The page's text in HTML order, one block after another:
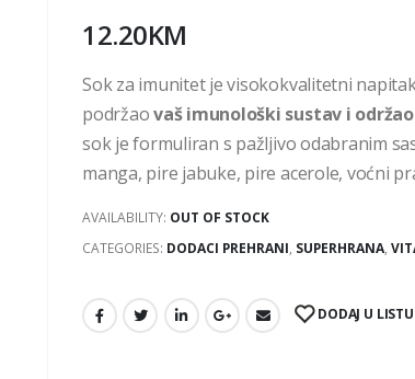
12.20KM
Sok za imunitet je visokokvalitetni
podržaovaš imunološki sustav i
sok je formuliran s pažljivo odabranim
manga, pire jabuke, pire acerole, voćni
AVAILABILITY: OUT OF STOCK
CATEGORIES: DODACI PREHRANI, SUPERHRANA,
DODAJ U